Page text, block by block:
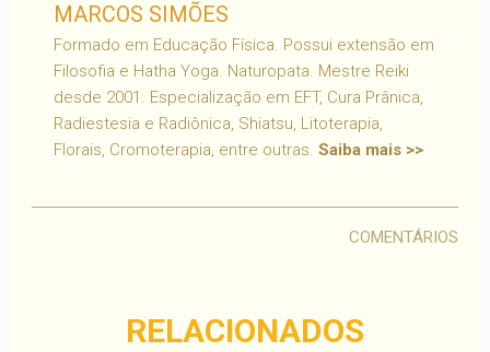
MARCOS SIMÕES
Formado em Educação Física. Possui extensão em
Filosofia e Hatha Yoga. Naturopata. Mestre Reiki
desde 2001. Especialização em EFT, Cura Prânica,
Radiestesia e Radiônica, Shiatsu, Litoterapia,
Florais, Cromoterapia, entre outras. Saiba mais >>
COMENTÁRIOS
RELACIONADOS